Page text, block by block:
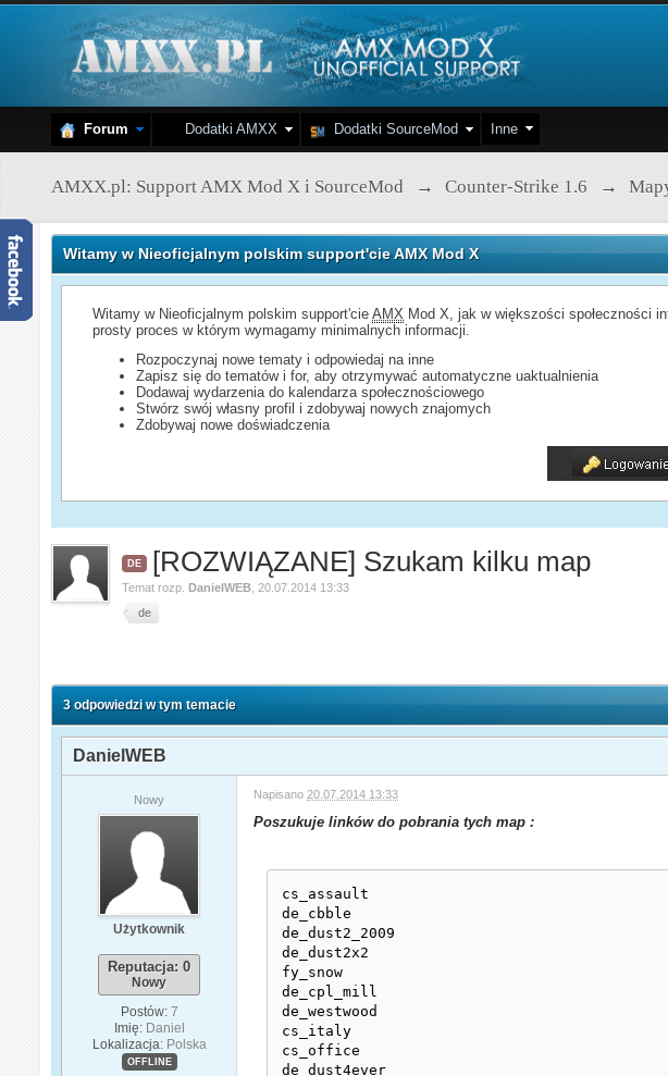
Forum Dodatki AMXX Dodatki SourceMod Inne
AMXX.pl: Support AMX Mod X i SourceMod → Counter-Strike 1.6 →
Witamy w Nieoficjalnym polskim support'cie AMX Mod X
Witamy w Nieoficjalnym polskim support'cieAMX Mod X, jak w większości społeczności
prosty proces w którym wymagamy minimalnych informacji.
Rozpoczynaj nowe tematy i odpowiedaj na inne
Zapisz się do tematów i for, aby otrzymywać automatyczne uaktualnienia
Dodawaj wydarzenia do kalendarza społecznościowego
Stwórz swój własny profil i zdobywaj nowych znajomych
Zdobywaj nowe doświadczenia
DE [ROZWIĄZANE] Szukam kilku map
Temat rozp.DanielWEB 20.07.2014 13:33
de
3 odpowiedzi w tym temacie
DanielWEB
Nowy
Użytkownik
Reputacja: 0
Nowy
Postów: 7
Imię: Daniel
Lokalizacja: Polska
OFFLINE
Napisano 20.07.2014 13:33
Poszukuje linków do pobrania tych map :
cs_assault
de_cbble
de_dust2_2009
de_dust2x2
fy_snow
de_cpl_mill
de_westwood
cs_italy
cs_office
de_dust4ever